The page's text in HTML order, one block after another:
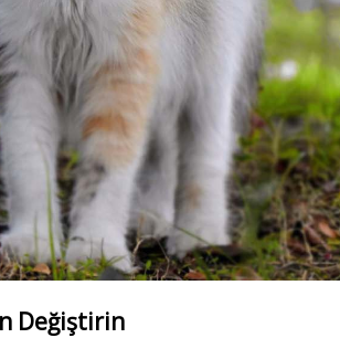
Değiştirin